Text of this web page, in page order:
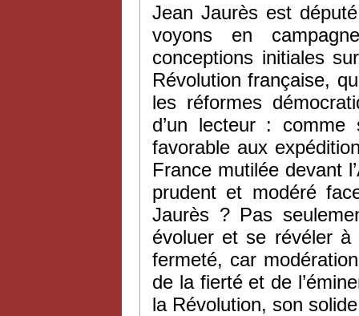
Jean Jaurès est
voyons en
conceptions initiales
Révolution française,
les réformes
d’un lecteur :
favorable aux
France mutilée devant
prudent et modéré
Jaurès ? Pas
évoluer et se révéler à
fermeté, car
de la fierté et de
la Révolution, son